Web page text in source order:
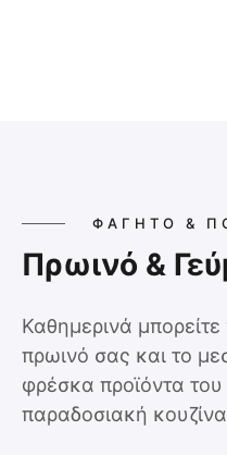
ΦΑΓΗΤΌ &
Πρωινό &
Καθημερινά
πρωινό σας και το
φρέσκα προϊόντα
παραδοσιακή